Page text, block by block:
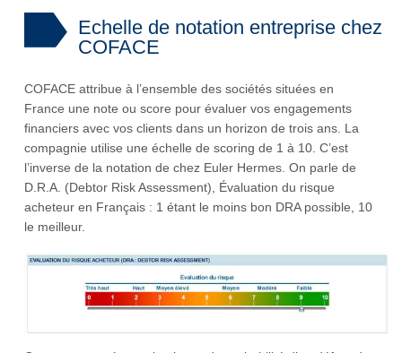
Echelle de notation entreprise chez
COFACE
COFACE attribue à l’ensemble des sociétés situées en
France une note ou score pour évaluer vos engagements
financiers avec vos clients dans un horizon de trois ans. La
compagnie utilise une échelle de scoring de 1 à 10. C’est
l’inverse de la notation de chez Euler Hermes. On parle de
D.R.A. (Debtor Risk Assessment), Évaluation du risque
acheteur en Français : 1 étant le moins bon DRA possible, 10
le meilleur.